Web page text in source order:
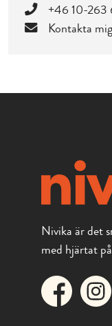
+46 10-263
Kontakta mig
Nivika är det
med hjärtat